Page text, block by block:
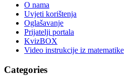
O nama
Uvjeti korištenja
Oglašavanje
Prijatelji portala
KvizBOX
Video instrukcije iz matematike
Categories